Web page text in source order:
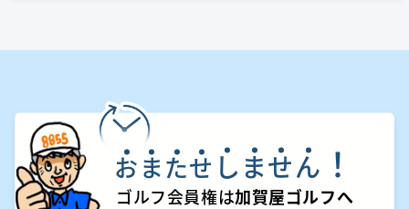
おまたせ し ません ！
ゴルフ会員権は加賀屋ゴルフへ